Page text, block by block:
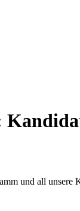
und all unsere